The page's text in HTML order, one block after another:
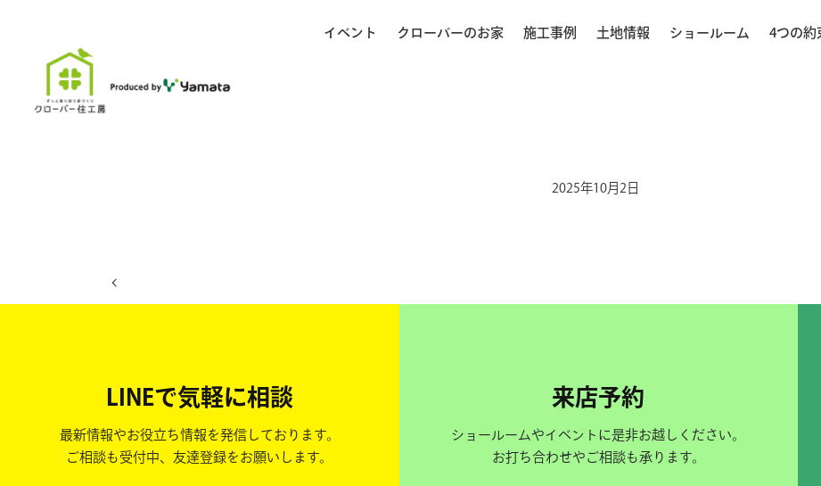
イベント クローバーのお家 施工事例 土地情報 ショールーム 4つの約
ホーム イベント日程
2025年10月2日
LINEで気軽に相談
最新情報やお役立ち情報を発信しております。
ご相談も受付中、友達登録をお願いします。
来店予約
ショールームやイベントに是非お越しください。
お打ち合わせやご相談も承ります。